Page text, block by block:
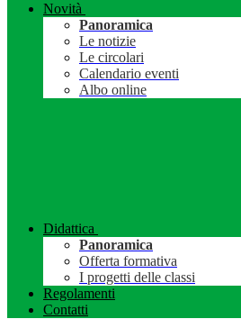
Novità
Panoramica
Le notizie
Le circolari
Calendario eventi
Albo online
Didattica
Panoramica
Offerta formativa
I progetti delle classi
Regolamenti
Contatti